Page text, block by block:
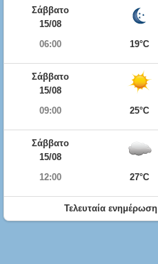
Σάββατο
15/08
06:00
19°C
Σάββατο
15/08
09:00
25°C
Σάββατο
15/08
12:00
27°C
Τελευταία